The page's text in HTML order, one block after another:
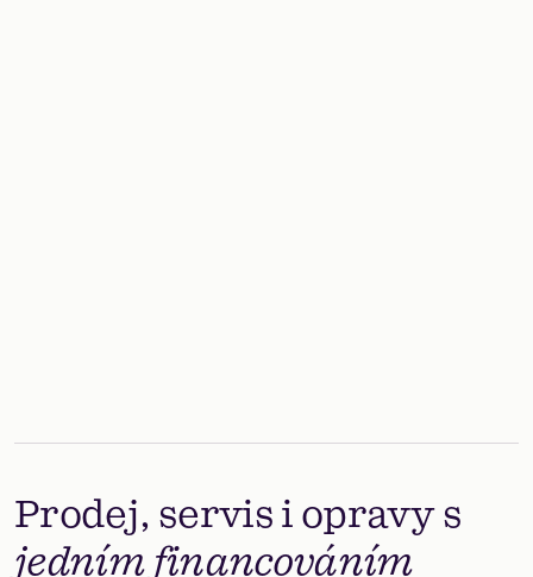
Prodej, servis i opravy s
jedním financováním